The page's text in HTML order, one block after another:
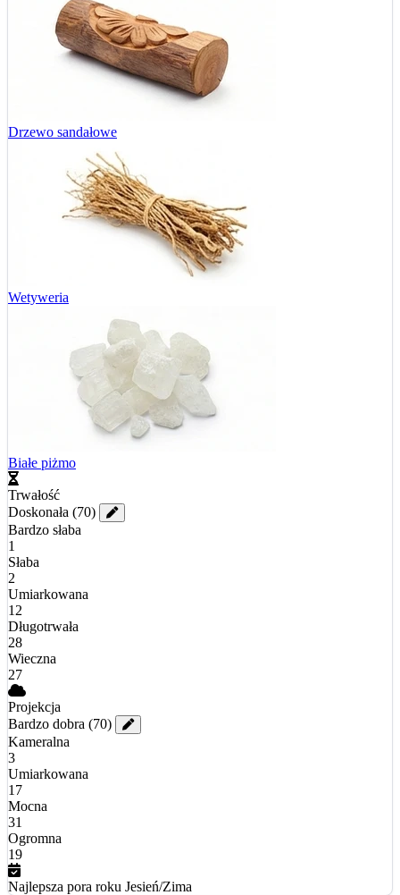
Drzewo sandałowe
Wetyweria
Białe piżmo
Trwałość
Doskonała (70)
Bardzo słaba
1
Słaba
2
Umiarkowana
12
Długotrwała
28
Wieczna
27
Projekcja
Bardzo dobra (70)
Kameralna
3
Umiarkowana
17
Mocna
31
Ogromna
19
Najlepsza pora roku Jesień/Zima